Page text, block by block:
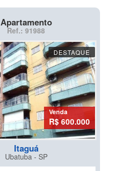
Apartamento
Ref.: 91988
DESTAQUE
Venda
R$ 600.000
Itaguá
Ubatuba - SP